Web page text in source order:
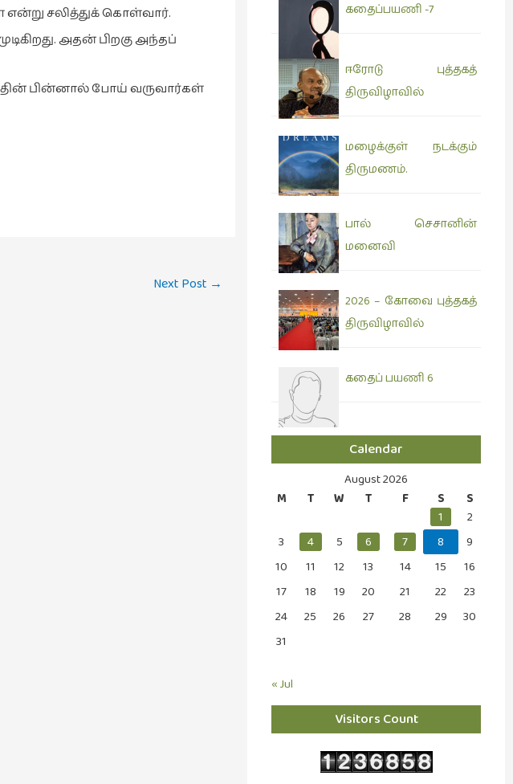
சலித்துக் கொள்வார்.
அதன் பிறகு அந்தப்
பின்னால் போய் வருவார்கள்
Next Post →
கதைப்பயணி -7
ஈரோடு புத்தகத்
திருவிழாவில்
மழைக்குள் நடக்கும்
திருமணம்.
பால் செசானின்
மனைவி
2026 – கோவை புத்தகத்
திருவிழாவில்
கதைப் பயணி 6
Calendar
August 2026
M
T W T F S
S
1
2
3
4 5 6 7 8
9
10
11 12 13 14 15
16
17
18 19 20 21 22
23
24
25 26 27 28 29
30
31
« Jul
Visitors Count